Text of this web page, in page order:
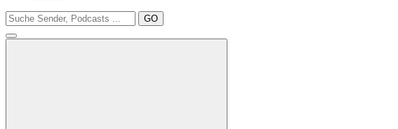
GO